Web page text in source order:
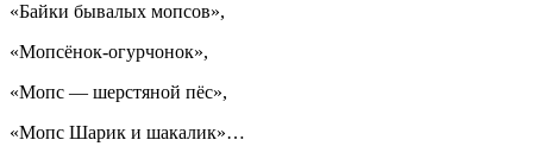
«Байки бывалых мопсов»,
«Мопсёнок-огурчонок»,
«Мопс — шерстяной пёс»,
«Мопс Шарик и шакалик»…